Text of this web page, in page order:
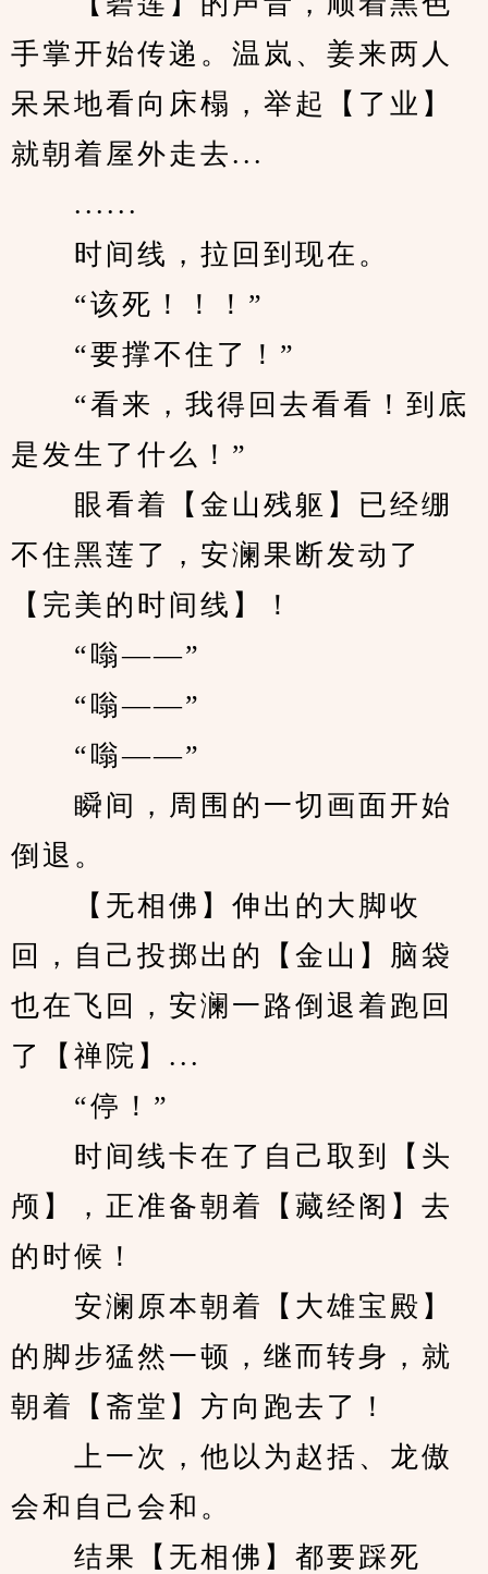
手掌开始传递。温岚、姜来两人
呆呆地看向床榻，举起【了业】
就朝着屋外走去...
......
时间线，拉回到现在。
“该死！！！”
“要撑不住了！”
“看来，我得回去看看！到底
是发生了什么！”
眼看着【金山残躯】已经绷
不住黑莲了，安澜果断发动了
【完美的时间线】！
“嗡——”
“嗡——”
“嗡——”
瞬间，周围的一切画面开始
倒退。
【无相佛】伸出的大脚收
回，自己投掷出的【金山】脑袋
也在飞回，安澜一路倒退着跑回
了【禅院】...
“停！”
时间线卡在了自己取到【头
颅】，正准备朝着【藏经阁】去
的时候！
安澜原本朝着【大雄宝殿】
的脚步猛然一顿，继而转身，就
朝着【斋堂】方向跑去了！
上一次，他以为赵括、龙傲
会和自己会和。
结果【无相佛】都要踩死